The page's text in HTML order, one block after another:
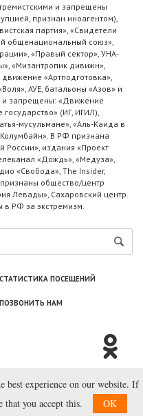
и запрещены
признан иноагентом),
партия», «Свидетели
общенациональный союз»,
«Правый сектор», УНА-
«Мизантропик дивижн»,
«Артподготовка»,
АУЕ, батальоны «Азов» и
и запрещены: «Движение
(ИГ, ИГИЛ),
мусульмане», «Аль-Каида в
В РФ признана
России», издания «Проект
«Дождь», «Медуза»,
«Свобода», The Insider,
общество/центр
Левады», Сахаровский центр.
РФ за экстремизм.
СТАТИСТИКА ПОСЕЩЕНИЙ
ПОЗВОНИТЬ НАМ
2003—2026.
best experience on our website. If
that you accept this.
OK